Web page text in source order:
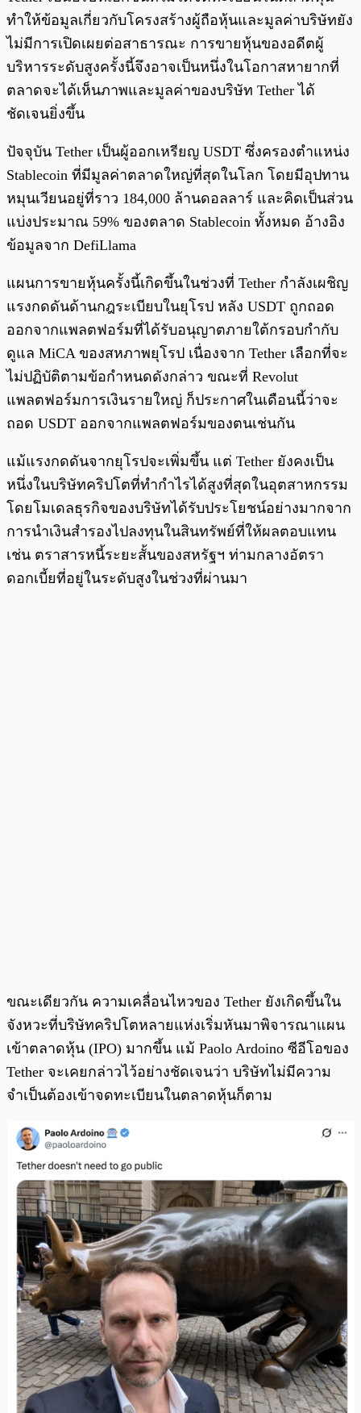
ทำให้ข้อมูลเกี่ยวกับโครงสร้างผู้ถือหุ้นและมูลค่าบริษัทยัง
ไม่มีการเปิดเผยต่อสาธารณะ การขายหุ้นของอดีตผู้
บริหารระดับสูงครั้งนี้จึงอาจเป็นหนึ่งในโอกาสหายากที่
ตลาดจะได้เห็นภาพและมูลค่าของบริษัท Tether ได้
ชัดเจนยิ่งขึ้น
ปัจจุบัน Tether เป็นผู้ออกเหรียญ USDT ซึ่งครองตำแหน่ง
Stablecoin ที่มีมูลค่าตลาดใหญ่ที่สุดในโลก โดยมีอุปทาน
หมุนเวียนอยู่ที่ราว 184,000 ล้านดอลลาร์ และคิดเป็นส่วน
แบ่งประมาณ 59% ของตลาด Stablecoin ทั้งหมด อ้างอิง
ข้อมูลจาก DefiLlama
แผนการขายหุ้นครั้งนี้เกิดขึ้นในช่วงที่ Tether กำลังเผชิญ
แรงกดดันด้านกฎระเบียบในยุโรป หลัง USDT ถูกถอด
ออกจากแพลตฟอร์มที่ได้รับอนุญาตภายใต้กรอบกำกับ
ดูแล MiCA ของสหภาพยุโรป เนื่องจาก Tether เลือกที่จะ
ไม่ปฏิบัติตามข้อกำหนดดังกล่าว ขณะที่ Revolut
แพลตฟอร์มการเงินรายใหญ่ ก็ประกาศในเดือนนี้ว่าจะ
ถอด USDT ออกจากแพลตฟอร์มของตนเช่นกัน
แม้แรงกดดันจากยุโรปจะเพิ่มขึ้น แต่ Tether ยังคงเป็น
หนึ่งในบริษัทคริปโตที่ทำกำไรได้สูงที่สุดในอุตสาหกรรม
โดยโมเดลธุรกิจของบริษัทได้รับประโยชน์อย่างมากจาก
การนำเงินสำรองไปลงทุนในสินทรัพย์ที่ให้ผลตอบแทน
เช่น ตราสารหนี้ระยะสั้นของสหรัฐฯ ท่ามกลางอัตรา
ดอกเบี้ยที่อยู่ในระดับสูงในช่วงที่ผ่านมา
ขณะเดียวกัน ความเคลื่อนไหวของ Tether ยังเกิดขึ้นใน
จังหวะที่บริษัทคริปโตหลายแห่งเริ่มหันมาพิจารณาแผน
เข้าตลาดหุ้น (IPO) มากขึ้น แม้ Paolo Ardoino ซีอีโอของ
Tether จะเคยกล่าวไว้อย่างชัดเจนว่า บริษัทไม่มีความ
จำเป็นต้องเข้าจดทะเบียนในตลาดหุ้นก็ตาม